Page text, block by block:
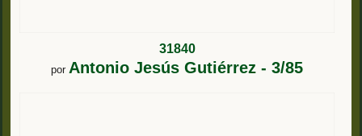
31840
por Antonio Jesús Gutiérrez - 3/85